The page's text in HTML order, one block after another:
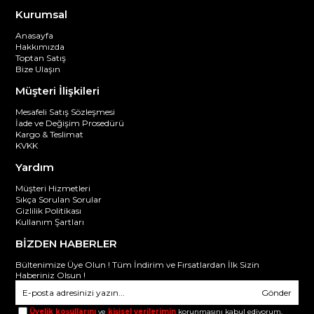
Kurumsal
Anasayfa
Hakkımızda
Toptan Satış
Bize Ulaşın
Müşteri İlişkileri
Mesafeli Satış Sözleşmesi
İade ve Değişim Prosedürü
Kargo & Teslimat
KVKK
Yardım
Müşteri Hizmetleri
Sıkça Sorulan Sorular
Gizlilik Politikası
Kullanım Şartları
BİZDEN HABERLER
Bültenimize Üye Olun ! Tüm İndirim ve Fırsatlardan İlk Sizin
Haberiniz Olsun !
Gönder
Üyelik koşullarını ve kişisel verilerimin korunmasını kabul ediyorum.